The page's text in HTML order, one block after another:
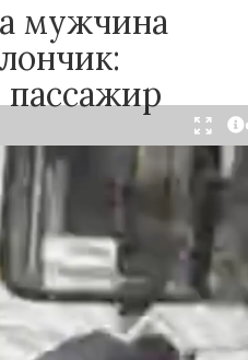
мужчина
пассажир
маршрута №18 в
перцового
Telegram-канале
мужчина с бородой
затем поссорился
он достал газовый